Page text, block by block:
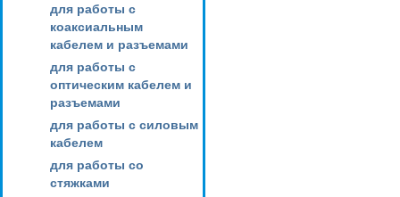
для работы с
коаксиальным
кабелем и разъемами
для работы с
оптическим кабелем и
разъемами
для работы с силовым
кабелем
для работы со
стяжками